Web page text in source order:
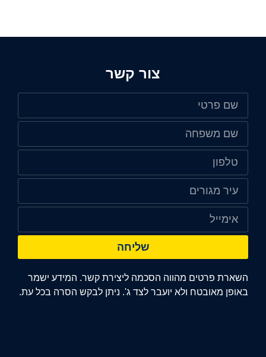
צור קשר
שליחה
השארת פרטים מהווה הסכמה ליצירת קשר. המידע ישמר
באופן מאובטח ולא יועבר לצד ג'. ניתן לבקש הסרה בכל עת.